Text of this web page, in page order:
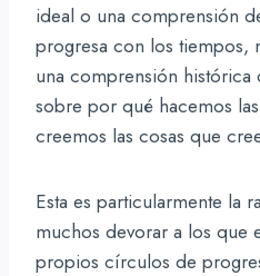
ideal o una comprensión
progresa con los tiempos,
una comprensión histórica
sobre por qué hacemos
creemos las cosas que
Esta es particularmente la
muchos devorar a los que
propios círculos de